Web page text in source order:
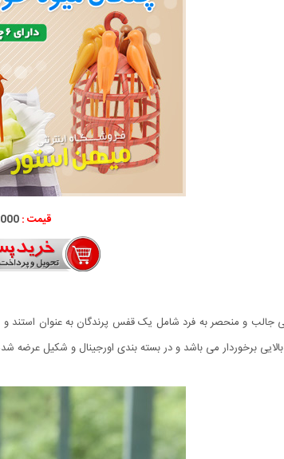
قیمت :12000
برخوردار می باشد و در بسته بندی اورجینال و شکیل عرضه